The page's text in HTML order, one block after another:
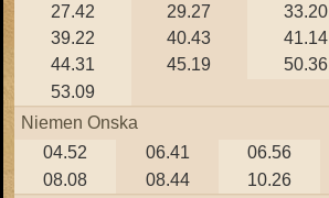
27.42
29.27 33.20
39.22
40.43 41.14
44.31
45.19 50.36
53.09
Niemen Onska
04.52
06.41 06.56
08.08
08.44 10.26